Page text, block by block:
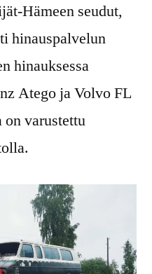
Hämeen seudut,
hinauspalvelun
hinauksessa
Atego ja Volvo FL
on varustettu